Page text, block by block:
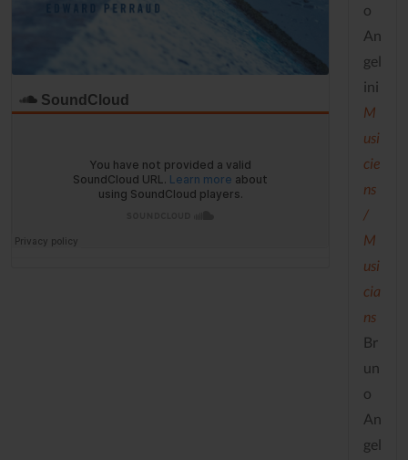
SoundCloud
o
An
gel
ini
M
usi
cie
ns
/
M
usi
cia
ns
Br
un
o
An
gel